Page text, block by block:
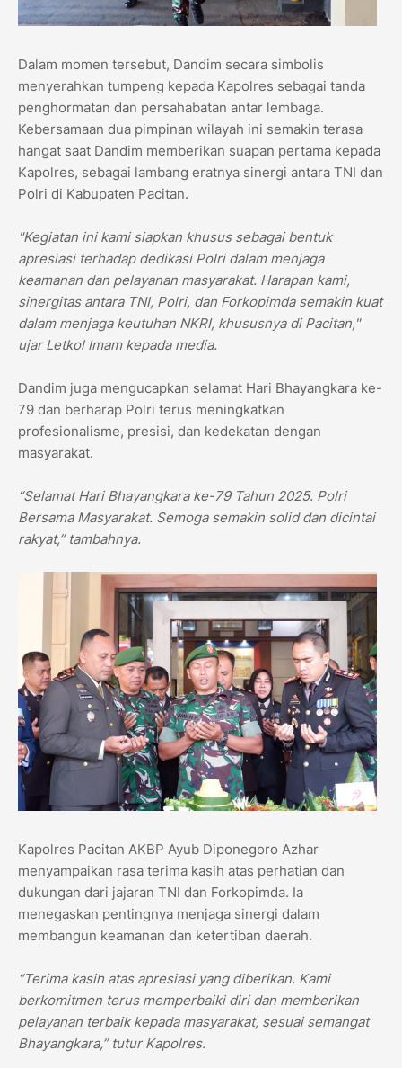
Dalam momen tersebut, Dandim secara simbolis
menyerahkan tumpeng kepada Kapolres sebagai tanda
penghormatan dan persahabatan antar lembaga.
Kebersamaan dua pimpinan wilayah ini semakin terasa
hangat saat Dandim memberikan suapan pertama kepada
Kapolres, sebagai lambang eratnya sinergi antara TNI dan
Polri di Kabupaten Pacitan.
"Kegiatan ini kami siapkan khusus sebagai bentuk
apresiasi terhadap dedikasi Polri dalam menjaga
keamanan dan pelayanan masyarakat. Harapan kami,
sinergitas antara TNI, Polri, dan Forkopimda semakin kuat
dalam menjaga keutuhan NKRI, khususnya di Pacitan,"
ujar Letkol Imam kepada media.
Dandim juga mengucapkan selamat Hari Bhayangkara ke-
79 dan berharap Polri terus meningkatkan
profesionalisme, presisi, dan kedekatan dengan
masyarakat.
“Selamat Hari Bhayangkara ke-79 Tahun 2025. Polri
Bersama Masyarakat. Semoga semakin solid dan dicintai
rakyat,” tambahnya.
Kapolres Pacitan AKBP Ayub Diponegoro Azhar
menyampaikan rasa terima kasih atas perhatian dan
dukungan dari jajaran TNI dan Forkopimda. Ia
menegaskan pentingnya menjaga sinergi dalam
membangun keamanan dan ketertiban daerah.
“Terima kasih atas apresiasi yang diberikan. Kami
berkomitmen terus memperbaiki diri dan memberikan
pelayanan terbaik kepada masyarakat, sesuai semangat
Bhayangkara,” tutur Kapolres.